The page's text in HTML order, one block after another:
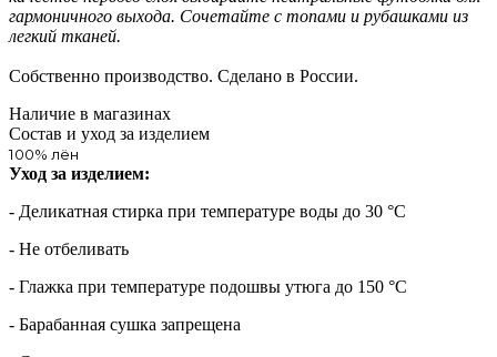
гармоничного выхода. Сочетайте с топами и рубашками из
легкий тканей.
Собственно производство. Сделано в России.
Наличие в магазинах
Состав и уход за изделием
100% лён
Уход за изделием:
- Деликатная стирка при температуре воды до 30 °C
- Не отбеливать
- Глажка при температуре подошвы утюга до 150 °C
- Барабанная сушка запрещена